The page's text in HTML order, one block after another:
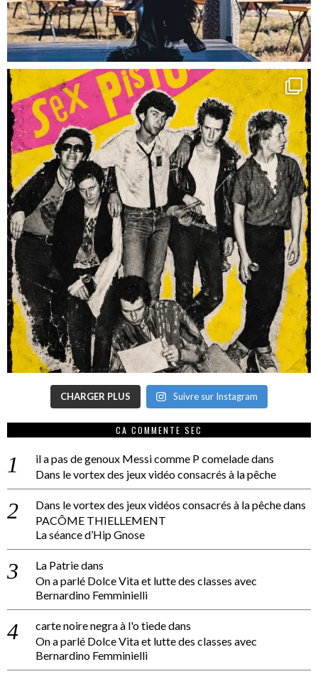
CHARGER PLUS Suivre sur Instagram
CA COMMENTE SEC
il a pas de genoux Messi comme P comeladedans
Dans le vortex des jeux vidéo consacrés à la pêche
Dans le vortex des jeux vidéos consacrés à la pêchedans
PACÔME THIELLEMENT
La séance d’Hip Gnose
La Patriedans
On a parlé Dolce Vita et lutte des classes avec
Bernardino Femminielli
carte noire negra à l'o tiededans
On a parlé Dolce Vita et lutte des classes avec
Bernardino Femminielli